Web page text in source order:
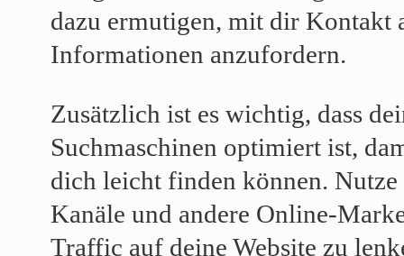
dazu ermutigen, mit dir Kontakt
Informationen anzufordern.
Zusätzlich ist es wichtig, dass
Suchmaschinen optimiert ist,
dich leicht finden können.
Kanäle und andere Online-
Traffic auf deine Website zu